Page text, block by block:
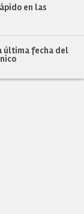
en las
última fecha del